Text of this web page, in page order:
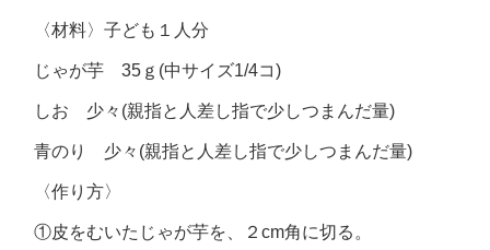
〈材料〉子ども１人分
じゃが芋 35ｇ(中サイズ1/4コ)
しお 少々(親指と人差し指で少しつまんだ量)
青のり 少々(親指と人差し指で少しつまんだ量)
〈作り方〉
①皮をむいたじゃが芋を、２cm角に切る。